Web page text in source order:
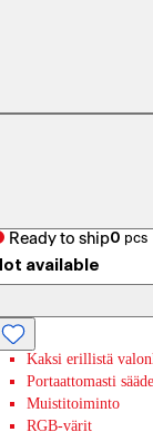
Ready to ship0 pcs
available
Kaksi erillistä
Portaattomasti
Muistitoiminto
RGB-värit